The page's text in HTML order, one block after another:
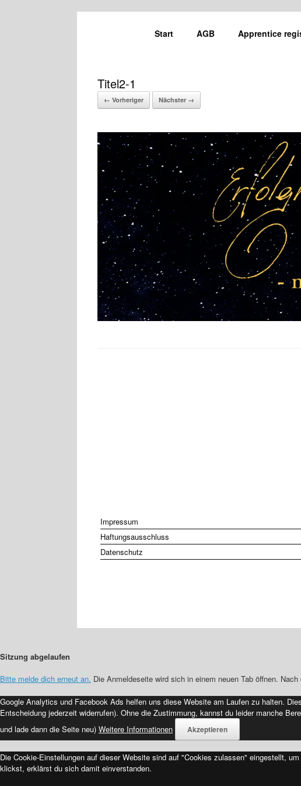
Start AGB Apprentice
Titel2-1
← Vorheriger Nächster →
Impressum
Haftungsausschluss
Datenschutz
Sitzung abgelaufen
Bitte melde dich erneut an. Die Anmeldeseite wird sich in einem neuen Tab öffnen.
Google Analytics und Facebook Ads helfen uns diese Website am Laufen zu halten.
Entscheidung jederzeit widerrufen). Ohne die Zustimmung, kannst du leider manche
und lade dann die Seite neu) Weitere Informationen Akzeptieren
Die Cookie-Einstellungen auf dieser Website sind auf "Cookies zulassen" eingestellt,
klickst, erklärst du sich damit einverstanden.